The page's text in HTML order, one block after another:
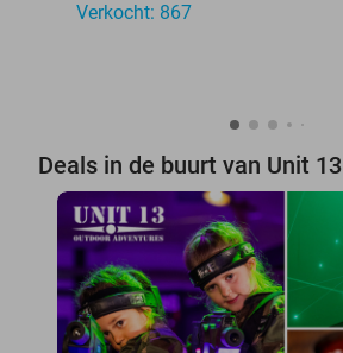
Verkocht: 867
Deals in de buurt van Unit 13